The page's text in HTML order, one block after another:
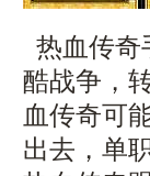
热血传奇
酷战争，
血传奇可
出去，单